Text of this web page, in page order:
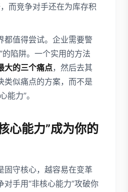
而竞争对手还在为库存积
都值得尝试。企业需要警
的陷阱。一个实用的方法
大的三个痛点，然后去其
类似痛点的方案，而不是
能力”。
心能力”成为你的
固守核心，越容易在变革
对手用“非核心能力”攻破你